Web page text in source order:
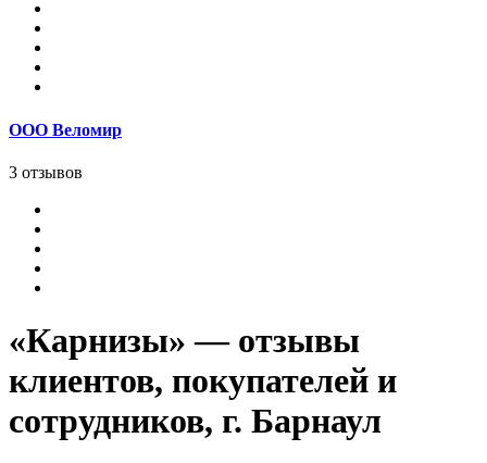
ООО Веломир
3 отзывов
«Карнизы» — отзывы
клиентов, покупателей и
сотрудников, г. Барнаул